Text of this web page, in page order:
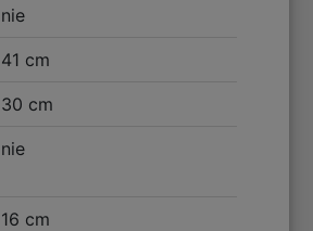
nie
41 cm
30 cm
nie
16 cm